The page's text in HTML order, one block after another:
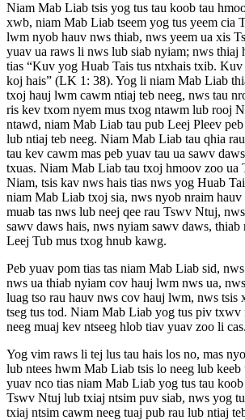
Niam Mab Liab tsis yog tus tau koob tau
xwb, niam Mab Liab tseem yog tus yeem cia
lwm nyob hauv nws thiab, nws yeem ua xis
yuav ua raws li nws lub siab nyiam; nws thiaj
tias “Kuv yog Huab Tais tus ntxhais txib.
koj hais” (LK 1: 38). Yog li niam Mab Liab
txoj hauj lwm cawm ntiaj teb neeg, nws tau
ris kev txom nyem mus txog ntawm lub rooj
ntawd, niam Mab Liab tau pub Leej Pleev peb
lub ntiaj teb neeg. Niam Mab Liab tau qhia
tau kev cawm mas peb yuav tau ua sawv
txuas. Niam Mab Liab tau txoj hmoov zoo ua
Niam, tsis kav nws hais tias nws yog Huab
niam Mab Liab txoj sia, nws nyob nraim
muab tas nws lub neej qee rau Tswv Ntuj,
sawv daws hais, nws nyiam sawv daws, thiab
Leej Tub mus txog hnub kawg.
Peb yuav pom tias tas niam Mab Liab sid,
nws ua thiab nyiam cov hauj lwm nws ua,
luag tso rau hauv nws cov hauj lwm, nws tsis
tseg tus tod. Niam Mab Liab yog tus piv txwv
neeg muaj kev ntseeg hlob tiav yuav zoo li cas.
Yog vim raws li tej lus tau hais los no, mas
lub ntees hwm Mab Liab tsis lo neeg lub keeb
yuav nco tias niam Mab Liab yog tus tau
Tswv Ntuj lub txiaj ntsim puv siab, nws yog
txiaj ntsim cawm neeg tuaj pub rau lub ntiaj